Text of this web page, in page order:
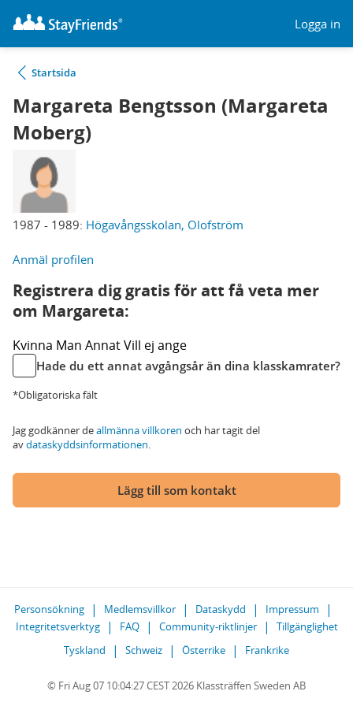
Logga in
Startsida
Margareta Bengtsson (Margareta
Moberg)
1987 - 1989: Högavångsskolan, Olofström
Anmäl profilen
Registrera dig gratis för att få veta mer
om Margareta:
Kvinna Man AnnatVill ej ange
Hade du ett annat avgångsår än dina klasskamrater?
*Obligatoriska fält
Jag godkänner deallmänna villkoren och har tagit del
avdataskyddsinformationen.
Lägg till som kontakt
Personsökning Medlemsvillkor Dataskydd
Impressum
Integritetsverktyg
FAQ Community-riktlinjer
Tillgänglighet
Tyskland
Schweiz Österrike Frankrike
© Fri Aug 07 10:04:27 CEST 2026 Klassträffen Sweden AB